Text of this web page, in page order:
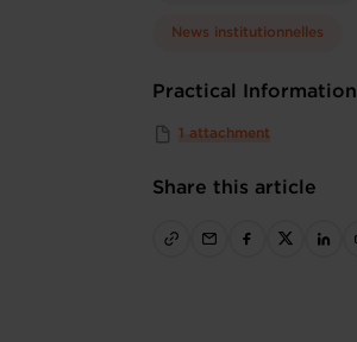
News institutionnelles
Practical Information
1 attachment
Share this article